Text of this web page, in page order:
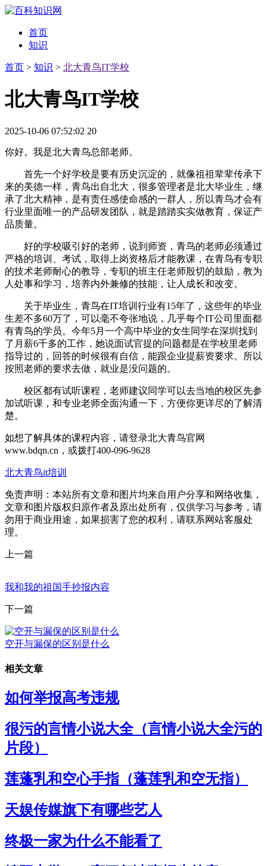
首页
知识
首页 > 知识 > 北大青鸟IT学校
北大青鸟IT学校
2025-10-06 07:52:02 20
你好。我是北大青鸟总部老师。
首先一个好学校是要有历史沉淀的，就像祖祖辈辈传承下
来的美德一样，青鸟出自北大，很多管理者是北大毕业生，继
承了北大精神，是有责任感使命感的一群人，所以青鸟才会有
行业里面唯一的产品研发团队，就是踏踏实实做教育，保证产
品质量。
好的学校吸引好的老师，说到师资，青鸟的老师必须通过
严格的培训、考试，取得上岗资格后才能教课，在青鸟有专职
的技术老师耐心的教导，专职的班主任老师殷切的鼓励，教为
人处事和学习，培养内外兼修的技能，让人成长和改变。
关于毕业生，青鸟在IT培训行业有15年了，这些年的毕业
生差不多60万了，可以毫不夸张地说，几乎每个IT公司里面都
有青鸟的学员。今年5月一个高中毕业的女生同学在深圳找到
了月薪6千多的工作，她说面试官提的问题都是在学校里老师
指导过的，回答的时候很有自信，能跟企业提薪资要求。所以
按照老师的要求去做，就业是没问题的。
校区都有试听课程，老师建议同学可以去当地的校区先参
加试听课，和专业老师全面沟通一下，方便你更详尽的了解清
楚。
如想了解具体的课程内容，请登录北大青鸟官网
www.bdqn.cn，或拨打400-096-9628
北大青鸟it培训
免责声明：本站所有文章和图片均来自用户分享和网络收集，
文章和图片版权归原作者及原出处所有，仅供学习与参考，请
勿用于商业用途，如果损害了您的权利，请联系网站客服处
理。
上一篇
我和我的祖国手抄报内容
下一篇
空开与漏保的区别是什么
相关文章
如何举报高考违规
很污的言情小说大全（言情小说大全污的
片段）
莲蓬乳和空心手指（蓬莲乳和空无指）
天娱传媒旗下有哪些艺人
终极一家为什么不能看了